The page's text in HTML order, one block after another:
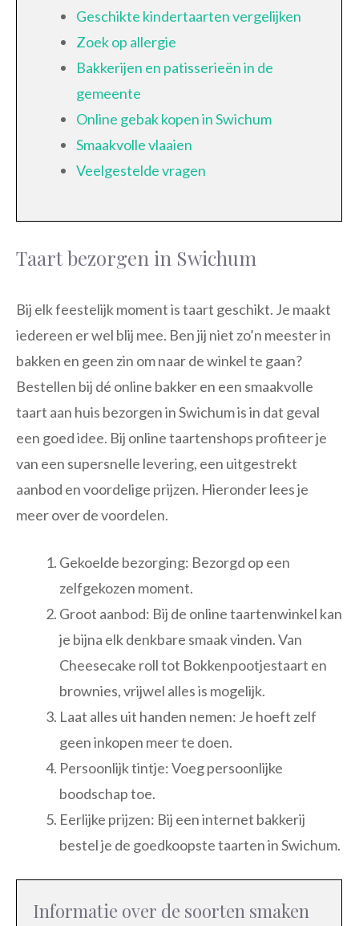
Geschikte kindertaarten vergelijken
Zoek op allergie
Bakkerijen en patisserieën in de
gemeente
Online gebak kopen in Swichum
Smaakvolle vlaaien
Veelgestelde vragen
Taart bezorgen in Swichum
Bij elk feestelijk moment is taart geschikt. Je maakt
iedereen er wel blij mee. Ben jij niet zo’n meester in
bakken en geen zin om naar de winkel te gaan?
Bestellen bij dé online bakker en een smaakvolle
taart aan huis bezorgen in Swichum is in dat geval
een goed idee. Bij online taartenshops profiteer je
van een supersnelle levering, een uitgestrekt
aanbod en voordelige prijzen. Hieronder lees je
meer over de voordelen.
Gekoelde bezorging: Bezorgd op een
zelfgekozen moment.
Groot aanbod: Bij de online taartenwinkel kan
je bijna elk denkbare smaak vinden. Van
Cheesecake roll tot Bokkenpootjestaart en
brownies, vrijwel alles is mogelijk.
Laat alles uit handen nemen: Je hoeft zelf
geen inkopen meer te doen.
Persoonlijk tintje: Voeg persoonlijke
boodschap toe.
Eerlijke prijzen: Bij een internet bakkerij
bestel je de goedkoopste taarten in Swichum.
Informatie over de soorten smaken